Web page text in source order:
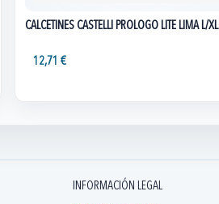
CALCETINES CASTELLI PROLOGO LITE LIMA L/XL
12,71 €
INFORMACIÓN LEGAL